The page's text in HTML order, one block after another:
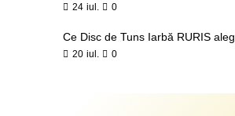
24 iul. 0
20 iul. 0